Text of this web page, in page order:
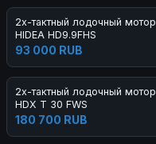
2х-тактный лодочный мотор
HIDEA HD9.9FHS
93 000 RUB
2х-тактный лодочный мотор
HDX T 30 FWS
180 700 RUB